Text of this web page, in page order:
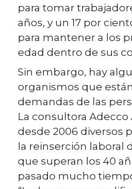
para tomar
años, y un 17 por
para mantener a los
edad dentro de sus
Sin embargo, hay
organismos que
demandas de las
La consultora
desde 2006 diversos
la reinserción laboral
que superan los 40
pasado mucho